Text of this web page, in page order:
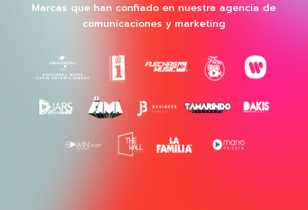
Marcas que han confiado en nuestra agencia de
comunicaciones y marketing